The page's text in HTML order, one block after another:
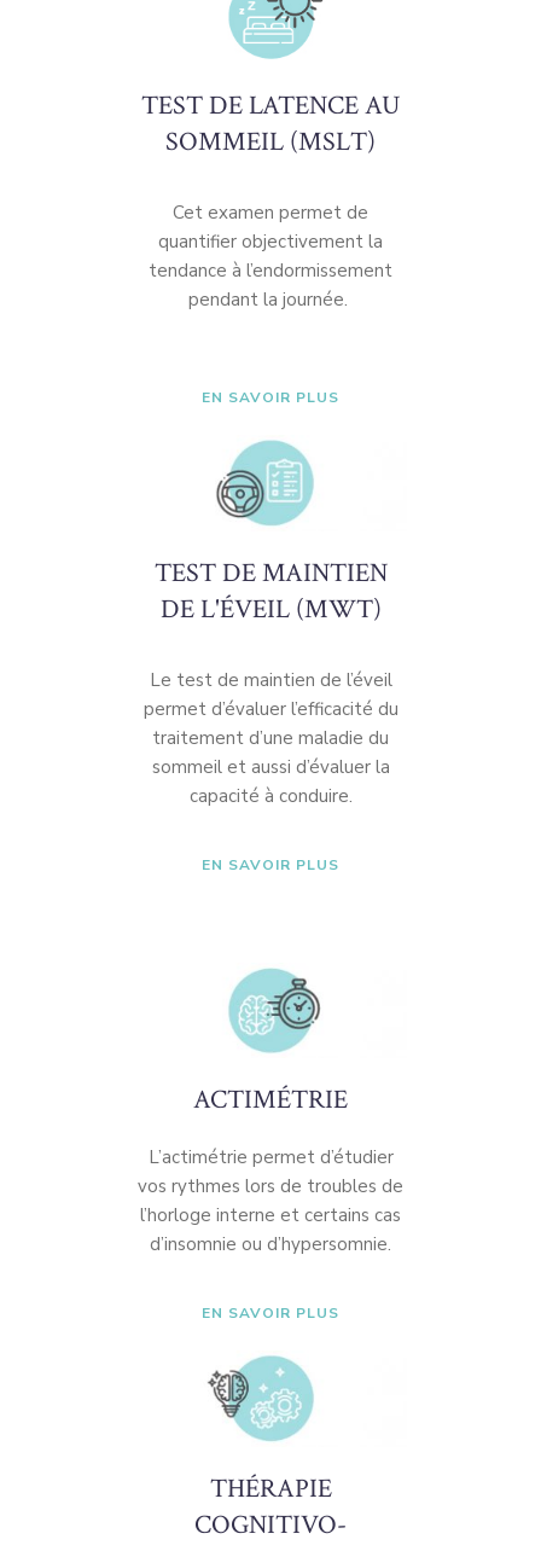
TEST DE LATENCE AU
SOMMEIL (MSLT)
Cet examen permet de
quantifier objectivement la
tendance à l’endormissement
pendant la journée.
EN SAVOIR PLUS
TEST DE MAINTIEN
DE L'ÉVEIL (MWT)
Le test de maintien de l’éveil
permet d’évaluer l’efficacité du
traitement d’une maladie du
sommeil et aussi d’évaluer la
capacité à conduire.
EN SAVOIR PLUS
ACTIMÉTRIE
L’actimétrie permet d’étudier
vos rythmes lors de troubles de
l’horloge interne et certains cas
d’insomnie ou d’hypersomnie.
EN SAVOIR PLUS
THÉRAPIE
COGNITIVO-